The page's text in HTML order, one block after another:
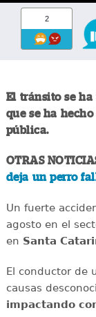
2
El tránsito se
que se ha
pública.
OTRAS
deja un perro
Un fuerte
agosto en el
en Santa
El conductor de
causas
impactando